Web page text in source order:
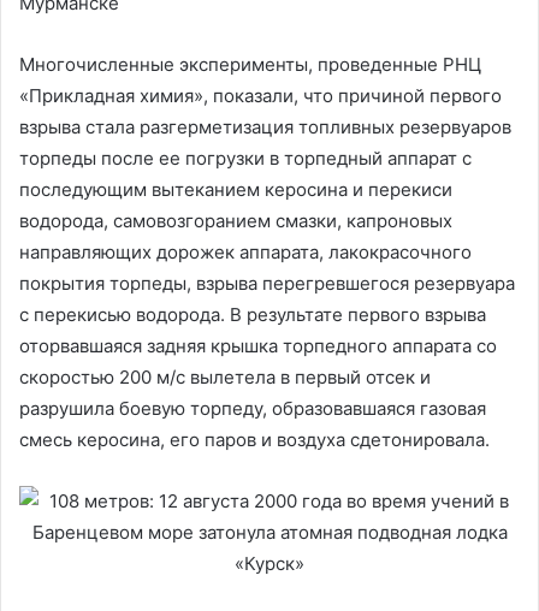
Многочисленные эксперименты, проведенные РНЦ
«Прикладная химия», показали, что причиной первого
взрыва стала разгерметизация топливных резервуаров
торпеды после ее погрузки в торпедный аппарат с
последующим вытеканием керосина и перекиси
водорода, самовозгоранием смазки, капроновых
направляющих дорожек аппарата, лакокрасочного
покрытия торпеды, взрыва перегревшегося резервуара
с перекисью водорода. В результате первого взрыва
оторвавшаяся задняя крышка торпедного аппарата со
скоростью 200 м/с вылетела в первый отсек и
разрушила боевую торпеду, образовавшаяся газовая
смесь керосина, его паров и воздуха сдетонировала.